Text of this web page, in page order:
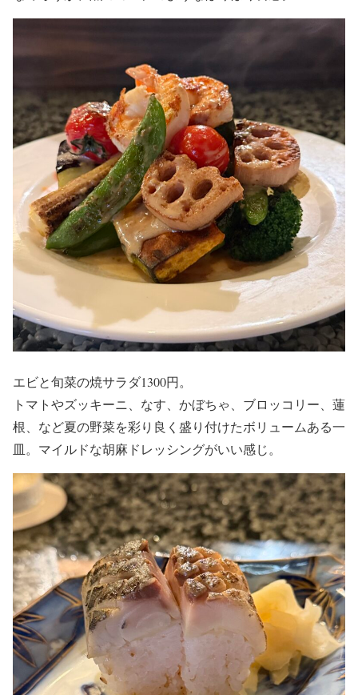
エビと旬菜の焼サラダ1300円。
トマトやズッキーニ、なす、かぼちゃ、ブロッコリー、蓮
根、など夏の野菜を彩り良く盛り付けたボリュームある一
皿。マイルドな胡麻ドレッシングがいい感じ。